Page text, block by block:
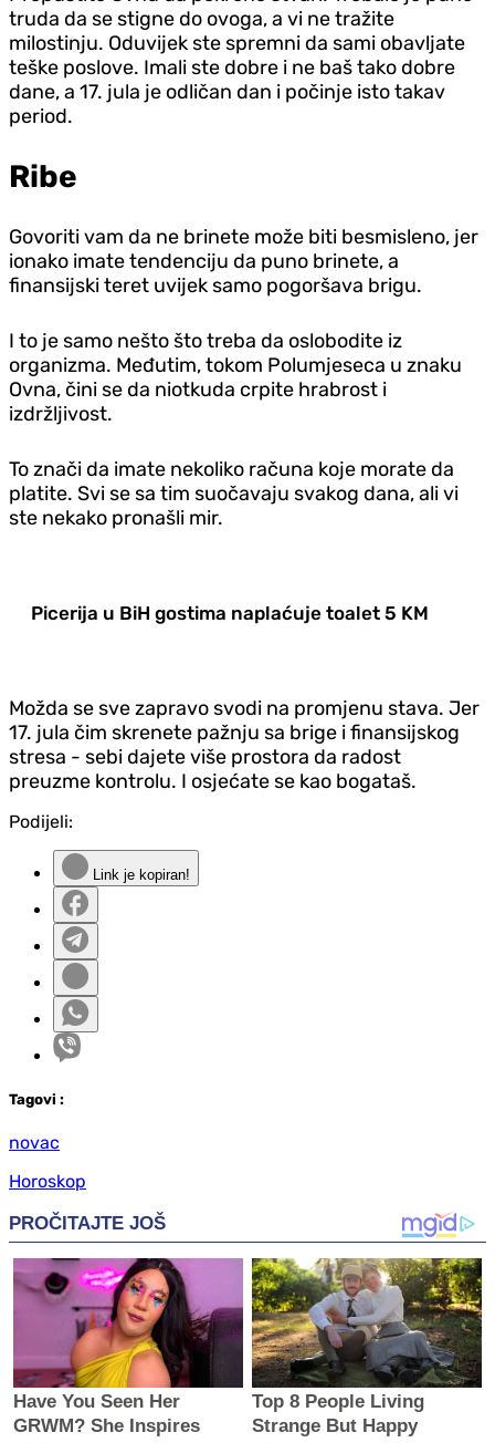
truda da se stigne do ovoga, a vi ne tražite
milostinju. Oduvijek ste spremni da sami obavljate
teške poslove. Imali ste dobre i ne baš tako dobre
dane, a 17. jula je odličan dan i počinje isto takav
period.
Ribe
Govoriti vam da ne brinete može biti besmisleno, jer
ionako imate tendenciju da puno brinete, a
finansijski teret uvijek samo pogoršava brigu.
I to je samo nešto što treba da oslobodite iz
organizma. Međutim, tokom Polumjeseca u znaku
Ovna, čini se da niotkuda crpite hrabrost i
izdržljivost.
To znači da imate nekoliko računa koje morate da
platite. Svi se sa tim suočavaju svakog dana, ali vi
ste nekako pronašli mir.
Picerija u BiH gostima naplaćuje toalet 5 KM
Možda se sve zapravo svodi na promjenu stava. Jer
17. jula čim skrenete pažnju sa brige i finansijskog
stresa - sebi dajete više prostora da radost
preuzme kontrolu. I osjećate se kao bogataš.
Podijeli:
Link je kopiran!
Tagovi :
novac
Horoskop